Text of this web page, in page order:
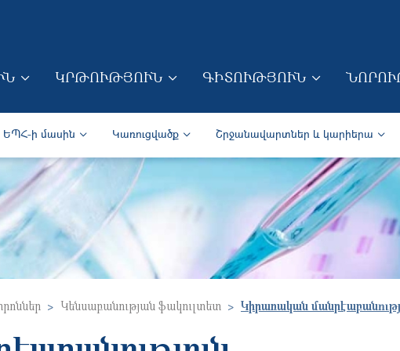
(ARM)
ԿՐԹՈՒԹՅՈՒՆ ԳԻՏՈՒԹՅՈՒՆ
Secondary navigation (Arm)
ԵՊՀ-ի մասին Կառուցվածք Շրջանավարտներ և կարիերա
Կենսաբանության ֆակուլտետ Կիրառական